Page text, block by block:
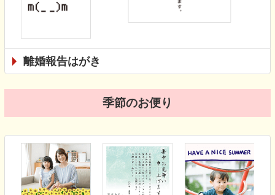
離婚報告はがき
季節のお便り